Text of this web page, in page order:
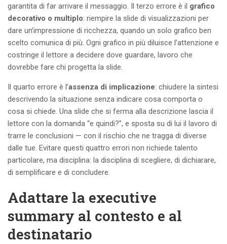
garantita di far arrivare il messaggio. Il terzo errore è il grafico
decorativo o multiplo: riempire la slide di visualizzazioni per
dare un’impressione di ricchezza, quando un solo grafico ben
scelto comunica di più. Ogni grafico in più diluisce l’attenzione e
costringe il lettore a decidere dove guardare, lavoro che
dovrebbe fare chi progetta la slide.
Il quarto errore è l’assenza di implicazione: chiudere la sintesi
descrivendo la situazione senza indicare cosa comporta o
cosa si chiede. Una slide che si ferma alla descrizione lascia il
lettore con la domanda “e quindi?”, e sposta su di lui il lavoro di
trarre le conclusioni — con il rischio che ne tragga di diverse
dalle tue. Evitare questi quattro errori non richiede talento
particolare, ma disciplina: la disciplina di scegliere, di dichiarare,
di semplificare e di concludere.
Adattare la executive
summary al contesto e al
destinatario